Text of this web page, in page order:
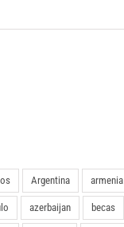
Argentina armenia
azerbaijan becas